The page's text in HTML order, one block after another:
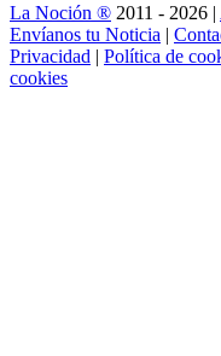
La Noción ® 2011 - 2026 |
Envíanos tu Noticia |
Privacidad | Política de
cookies